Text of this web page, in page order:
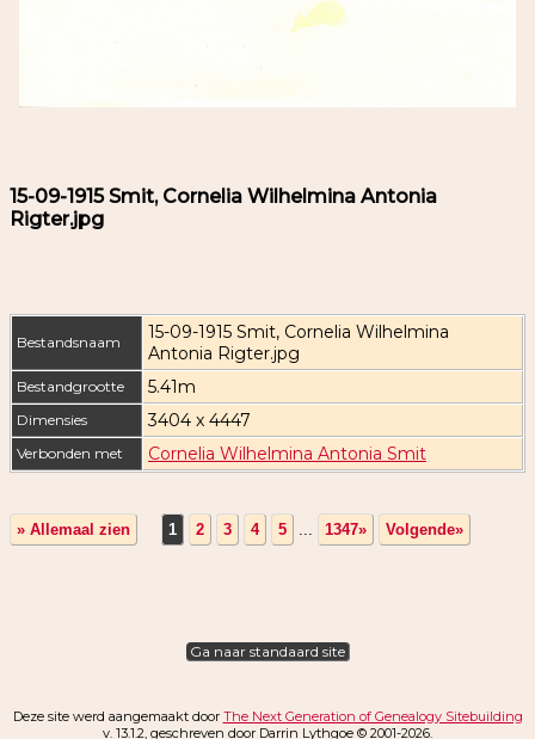
15-09-1915 Smit, Cornelia Wilhelmina Antonia
Rigter.jpg
Bestandsnaam
15-09-1915 Smit, Cornelia Wilhelmina
Antonia Rigter.jpg
Bestandgrootte 5.41m
Dimensies 3404 x 4447
Verbonden met Cornelia Wilhelmina Antonia Smit
» Allemaal zien 1 2 3 4 5 1347» Volgende»
Ga naar standaard site
Deze site werd aangemaakt door The Next Generation of Genealogy Sitebuilding
v. 13.1.2, geschreven door Darrin Lythgoe © 2001-2026.